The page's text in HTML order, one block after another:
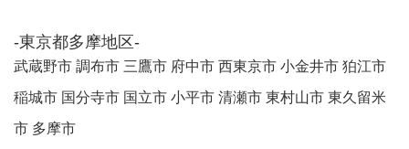
-東京都多摩地区-
武蔵野市 調布市 三鷹市 府中市 西東京市 小金井市 狛江市
稲城市 国分寺市 国立市 小平市 清瀬市 東村山市 東久留米
市 多摩市